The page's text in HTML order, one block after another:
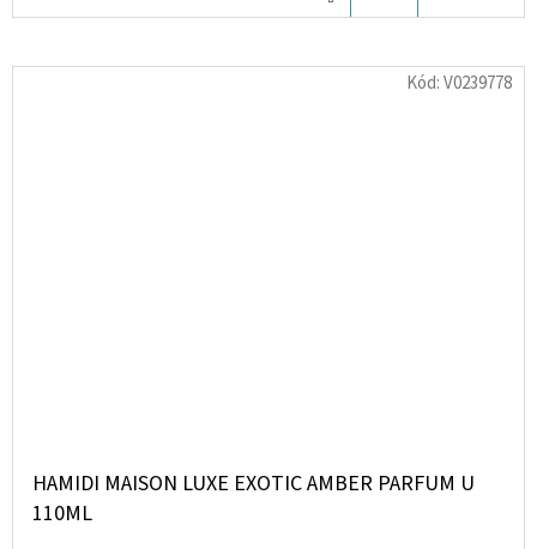
KOŠÍKU
HAMIDI MAISON LUXE EXOTIC AMBER PARFUM U
110ML
Kód:V0239778